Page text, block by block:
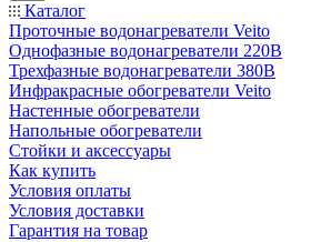
Каталог
Проточные водонагреватели Veito
Однофазные водонагреватели 220В
Трехфазные водонагреватели 380В
Инфракрасные обогреватели Veito
Настенные обогреватели
Напольные обогреватели
Стойки и аксессуары
Как купить
Условия оплаты
Условия доставки
Гарантия на товар